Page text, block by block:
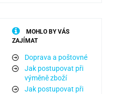
MOHLO BY VÁS
ZAJÍMAT
Doprava a poštovné
Jak postupovat při
výměně zboží
Jak postupovat při